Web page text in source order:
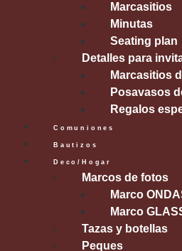
Marcasitios
Minutas
Seating plan
Detalles para
Marcasitios
Posavasos
Regalos
Comuniones
Bautizos
Deco/Hogar
Marcos de fotos
Marco
Marco
Tazas y botellas
Peques